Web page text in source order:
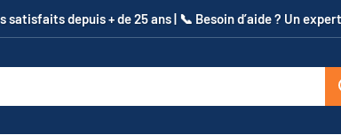
depuis + de 25 ans | 📞​ Besoin d’aide ? Un